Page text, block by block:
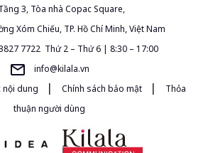
3, Tòa nhà Copac Square,
Xóm Chiếu, TP. Hồ Chí Minh, Việt Nam
7722 Thứ 2 – Thứ 6 | 8:30 – 17:00
info@kilala.vn
nội dung | Chính sách bảo mật |
Thỏa
thuận người dùng